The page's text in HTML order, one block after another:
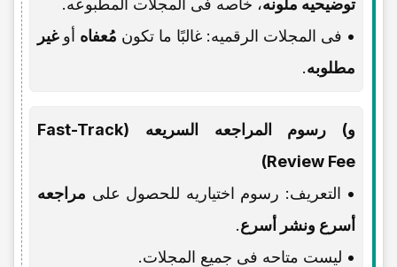
توضیحیه ملونه، خاصه فی المجلات المطبوعه.
• فی المجلات الرقمیه: غالبًا ما تکون مُعفاه أوغیر
مطلوبه.
و) رسوم المراجعه السریعه (Fast-Track
Review Fee)
• التعریف: رسوم اختیاریه للحصول على مراجعه
أسرع ونشر أسرع.
• لیست متاحه فی جمیع المجلات.